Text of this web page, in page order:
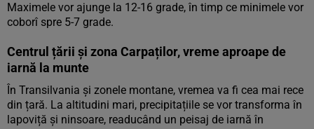
Maximele vor ajunge la 12-16 grade, în timp ce minimele vor
coborî spre 5-7 grade.
Centrul țării și zona Carpaților, vreme aproape de
iarnă la munte
În Transilvania și zonele montane, vremea va fi cea mai rece
din țară. La altitudini mari, precipitațiile se vor transforma în
lapoviță și ninsoare, readucând un peisaj de iarnă în